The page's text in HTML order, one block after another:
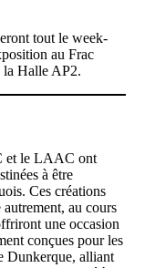
tout le week-
au Frac
Halle AP2.
et le LAAC ont
à être
Ces créations
au cours
une occasion
conçues pour les
Dunkerque, alliant